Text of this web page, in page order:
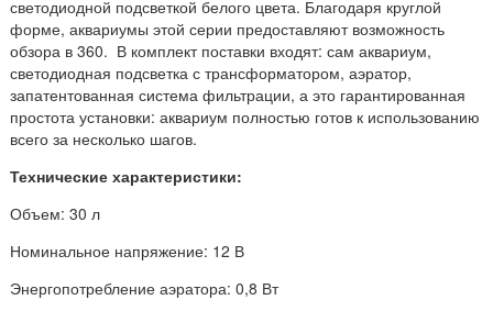
светодиодной подсветкой белого цвета. Благодаря круглой
форме, аквариумы этой серии предоставляют возможность
обзора в 360. В комплект поставки входят: сам аквариум,
светодиодная подсветка с трансформатором, аэратор,
запатентованная система фильтрации, а это гарантированная
простота установки: аквариум полностью готов к использованию
всего за несколько шагов.
Технические характеристики:
Объем: 30 л
Номинальное напряжение: 12 В
Энергопотребление аэратора: 0,8 Вт